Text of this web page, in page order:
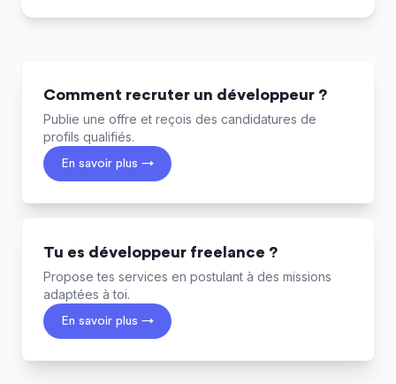
Comment recruter un développeur ?
Publie une offre et reçois des candidatures de
profils qualifiés.
En savoir plus →
Tu es développeur freelance ?
Propose tes services en postulant à des missions
adaptées à toi.
En savoir plus →